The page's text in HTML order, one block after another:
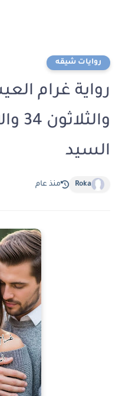
روايات شيقه
رواية غرام
السيد
Roka منذ عام